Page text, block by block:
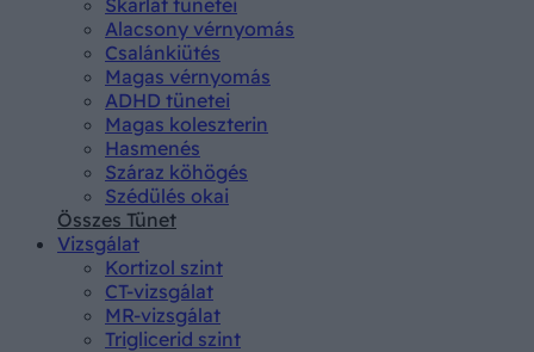
Alacsony vérnyomás
Csalánkiütés
Magas vérnyomás
ADHD tünetei
Magas koleszterin
Hasmenés
Száraz köhögés
Szédülés okai
Összes Tünet
Vizsgálat
Kortizol szint
CT-vizsgálat
MR-vizsgálat
Triglicerid szint